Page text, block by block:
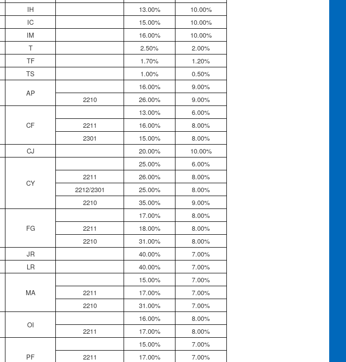
IH 13.00%
10.00%
IC 15.00%
10.00%
IM 16.00%
10.00%
T 2.50%
2.00%
TF 1.70%
1.20%
TS 1.00% 0.50%
AP
16.00%
9.00%
2210
26.00% 9.00%
CF
13.00%
6.00%
2211
16.00%
8.00%
2301
15.00%
8.00%
CJ 20.00% 10.00%
CY
25.00%
6.00%
2211
26.00%
8.00%
2212/2301
25.00%
8.00%
2210
35.00% 9.00%
FG
17.00%
8.00%
2211
18.00%
8.00%
2210
31.00%
8.00%
JR 40.00%
7.00%
LR 40.00% 7.00%
MA
15.00%
7.00%
2211
17.00%
7.00%
2210
31.00% 7.00%
OI
16.00%
8.00%
2211
17.00% 8.00%
PF
15.00%
7.00%
2211
17.00%
7.00%